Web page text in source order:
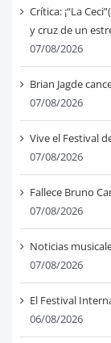
Crítica: ¡“La
y cruz de un
07/08/2026
Brian Jagde
07/08/2026
Vive el Festival
07/08/2026
Fallece Bruno
07/08/2026
Noticias
07/08/2026
El Festival
06/08/2026